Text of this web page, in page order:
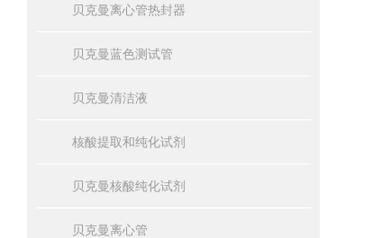
贝克曼离心管热封器
贝克曼蓝色测试管
贝克曼清洁液
核酸提取和纯化试剂
贝克曼核酸纯化试剂
贝克曼离心管